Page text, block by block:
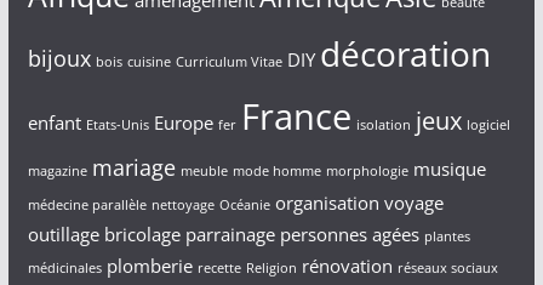
bijoux bois cuisine Curriculum Vitae DIY décoration
enfant Etats-Unis Europe fer France isolation jeux logiciel
magazine mariage meuble mode homme morphologie musique
médecine parallèle nettoyage Océanie organisation voyage
outillage bricolage parrainage personnes agées plantes
médicinales plomberie recette Religion rénovation réseaux sociaux